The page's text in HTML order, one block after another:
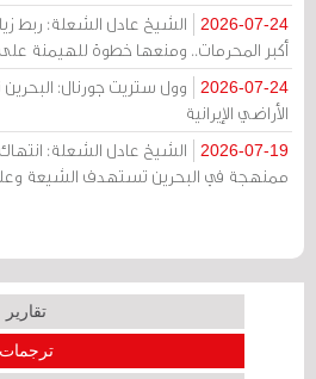
2026-07-24
الشيخ عادل الشعلة: ربط
أكبر المحرمات.. ومنعها خطوة للهيمنة
2026-07-24
وول ستريت جورنال:
الأراضي الإيرانية
2026-07-19
الشيخ عادل الشعلة:
ممنهجة في البحرين تستهدف الشيعة
تقارير
ترجمات